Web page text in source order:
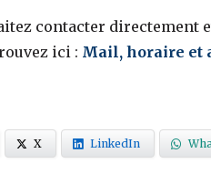
contacter directement
ici : Mail, horaire et
X LinkedIn